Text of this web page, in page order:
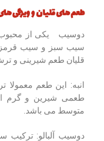
طعم‌ های قلیان و ویژگی
دوسیب یکی از محبوب
سیب سبز و سیب قرمز
قلیان طعم شیرینی و
انبه: این طعم معمولا
طعمی شیرین و گرم
متوسط می باشد.
دوسیب آلبالو: ترکیب